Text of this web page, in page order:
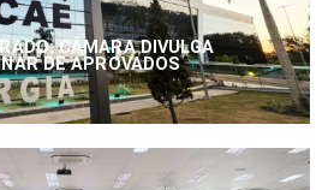
CÂMARA DIVULGA
DE APROVADOS